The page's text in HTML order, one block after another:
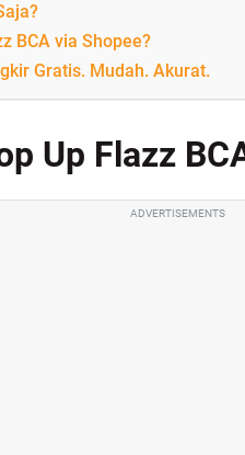
BCA via Shopee?
Gratis. Mudah. Akurat.
Up Flazz
ADVERTISEMENTS